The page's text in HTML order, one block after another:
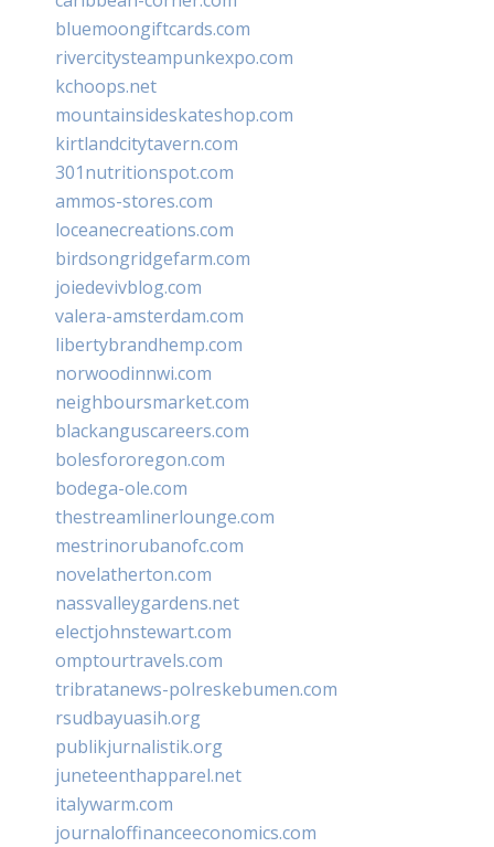
bluemoongiftcards.com
rivercitysteampunkexpo.com
kchoops.net
mountainsideskateshop.com
kirtlandcitytavern.com
301nutritionspot.com
ammos-stores.com
loceanecreations.com
birdsongridgefarm.com
joiedevivblog.com
valera-amsterdam.com
libertybrandhemp.com
norwoodinnwi.com
neighboursmarket.com
blackanguscareers.com
bolesfororegon.com
bodega-ole.com
thestreamlinerlounge.com
mestrinorubanofc.com
novelatherton.com
nassvalleygardens.net
electjohnstewart.com
omptourtravels.com
tribratanews-polreskebumen.com
rsudbayuasih.org
publikjurnalistik.org
juneteenthapparel.net
italywarm.com
journaloffinanceeconomics.com